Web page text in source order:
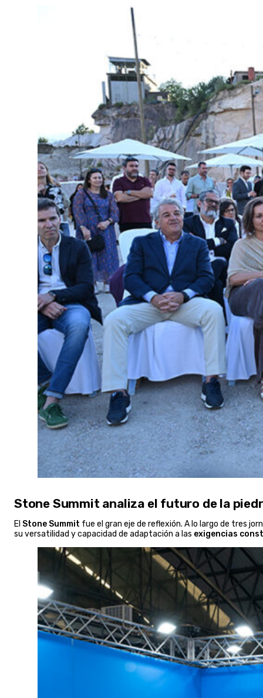
Stone Summit analiza el futuro de la
El Stone Summit fue el gran eje de reflexión. A lo largo de tres
su versatilidad y capacidad de adaptación a las exigencias